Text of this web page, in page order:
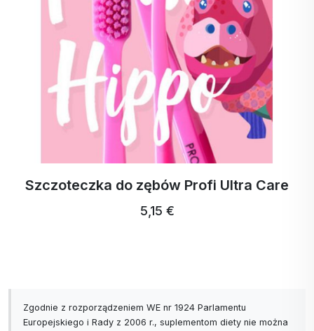
Szczoteczka do zębów Profi Ultra Care
5,15 €
Zgodnie z rozporządzeniem WE nr 1924 Parlamentu
Europejskiego i Rady z 2006 r., suplementom diety nie można